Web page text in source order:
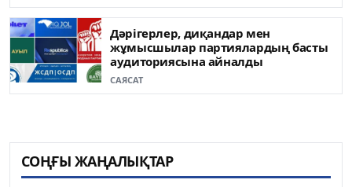
Дәрігерлер, диқандар мен
жұмысшылар партиялардың басты
аудиториясына айналды
САЯСАТ
СОҢҒЫ ЖАҢАЛЫҚТАР